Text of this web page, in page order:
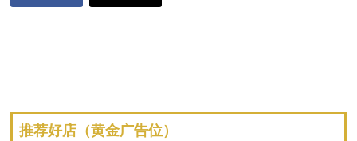
推荐好店（黄金广告位）